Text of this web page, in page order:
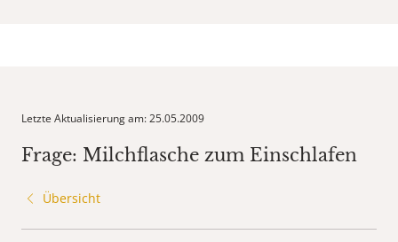
Letzte Aktualisierung am: 25.05.2009
Frage: Milchflasche zum Einschlafen
Übersicht